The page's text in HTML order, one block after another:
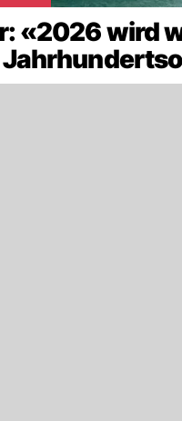
«2026 wird